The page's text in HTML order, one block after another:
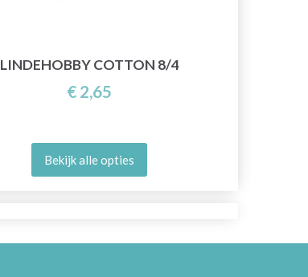
LINDEHOBBY COTTON 8/4
€ 2,65
Bekijk alle opties